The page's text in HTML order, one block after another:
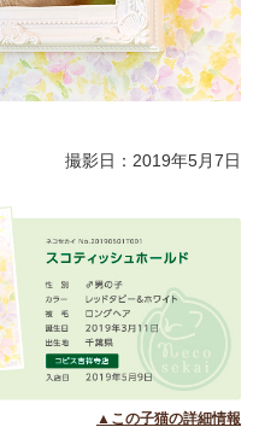
撮影日：2019年5月7日
▲この子猫の詳細情報